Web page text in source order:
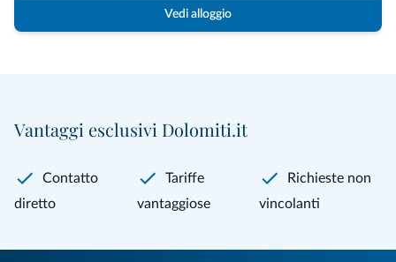
Vedi alloggio
Vantaggi esclusivi Dolomiti.it
Contatto
diretto
Tariffe
vantaggiose
Richieste non
vincolanti